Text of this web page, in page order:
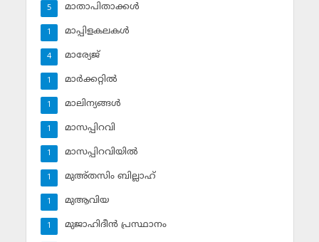
മാതാപിതാക്കള്‍
5
മാപ്പിളകലകള്‍
1
മാര്യേജ്
4
മാര്‍ക്കറ്റില്‍
1
മാലിന്യങ്ങള്‍
1
മാസപ്പിറവി
1
മാസപ്പിറവിയില്‍
1
മുഅ്തസിം ബില്ലാഹ്
1
മുആവിയ
1
മുജാഹിദീന്‍ പ്രസ്ഥാനം
1